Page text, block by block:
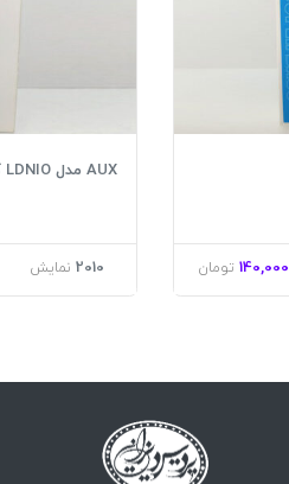
140,000 تومان
AUX مدل LDNIO کیفیت عالی
2010 نمایش